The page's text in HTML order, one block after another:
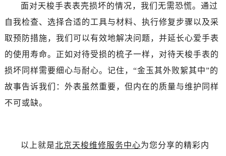
面对天梭手表表壳损坏的情况，我们无需恐慌。通过
自我检查、选择合适的工具与材料、执行修复步骤以及采
取预防措施，我们可以有效地解决问题，并延长心爱手表
的使用寿命。正如对待受损的梳子一样，对待天梭手表的
损坏同样需要细心与耐心。记住，“金玉其外败絮其中”的
故事告诉我们：外表虽然重要，但内在的质量与维护同样
不可或缺。
以上就是北京天梭维修服务中心为您分享的精彩内